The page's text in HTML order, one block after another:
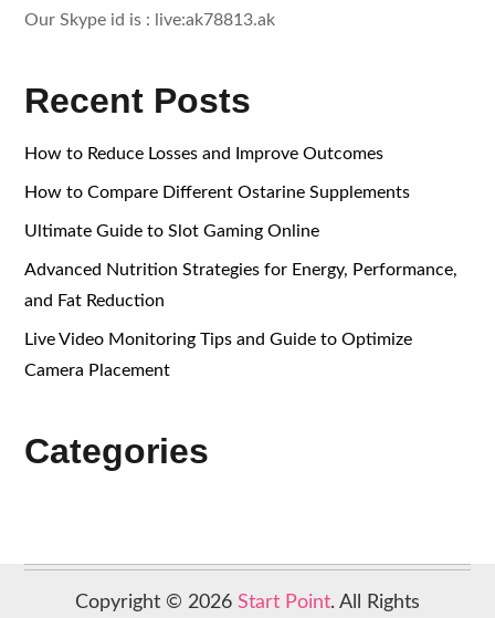
Our Skype id is : live:ak78813.ak
Recent Posts
How to Reduce Losses and Improve Outcomes
How to Compare Different Ostarine Supplements
Ultimate Guide to Slot Gaming Online
Advanced Nutrition Strategies for Energy, Performance,
and Fat Reduction
Live Video Monitoring Tips and Guide to Optimize
Camera Placement
Categories
Copyright © 2026 Start Point. All Rights